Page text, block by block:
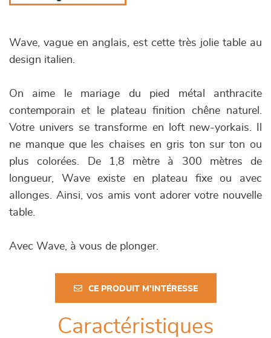
Wave, vague en anglais, est cette très jolie table au
design italien.
On aime le mariage du pied métal anthracite
contemporain et le plateau finition chêne naturel.
Votre univers se transforme en loft new-yorkais. Il
ne manque que les chaises en gris ton sur ton ou
plus colorées. De 1,8 mètre à 300 mètres de
longueur, Wave existe en plateau fixe ou avec
allonges. Ainsi, vos amis vont adorer votre nouvelle
table.
Avec Wave, à vous de plonger.
CE PRODUIT M'INTÉRESSE
Caractéristiques